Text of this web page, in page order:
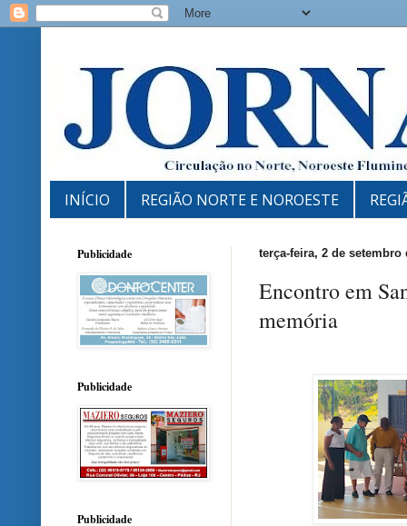
INÍCIO REGIÃO NORTE E NOROESTE
terça-feira, 2 de setembro
Encontro em
memória
Publicidade
Publicidade
Publicidade